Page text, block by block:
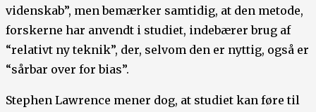
videnskab”, men bemærker samtidig, at den metode,
forskerne har anvendt i studiet, indebærer brug af
“relativt ny teknik”, der, selvom den er nyttig, også er
“sårbar over for bias”.
Stephen Lawrence mener dog, at studiet kan føre til